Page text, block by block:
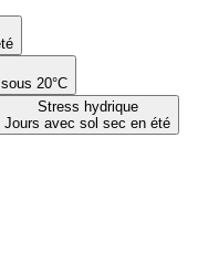
20°C
Stress hydrique
Jours avec sol sec en été